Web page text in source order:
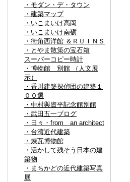
・モダン・デ・タウン
・建築マップ
・いこまいけ高岡
・いこまいけ南砺
・街角西洋館 ＆ＲＵＩＮＳ
・とやま散策の宝石箱
スーパーコピー時計
・博物館 別館 （人文展
示）
・香川建築探偵団の建築１
００選
・中村與資平記念館別館
・武田五一ブログ
・日々・from an architect
・台湾近代建築
・煉瓦博物館
・活かして残そう日本の建
築物
・まちかどの近代建築写真
展